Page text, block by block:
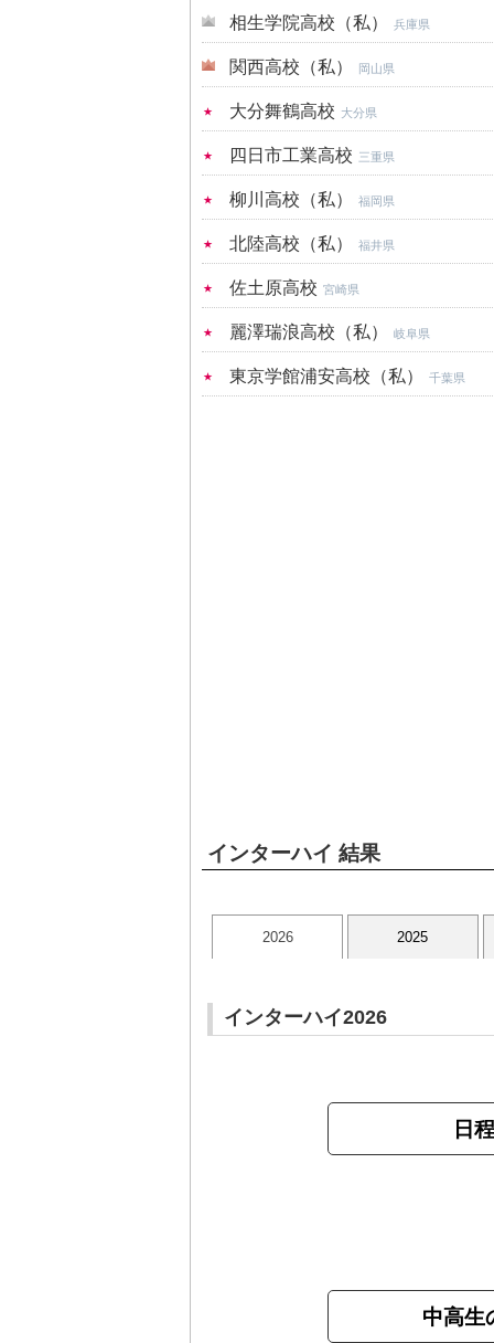
相生学院高校（私） 兵庫県
関西高校（私） 岡山県
大分舞鶴高校 大分県
四日市工業高校 三重県
柳川高校（私） 福岡県
北陸高校（私） 福井県
佐土原高校 宮崎県
麗澤瑞浪高校（私） 岐阜県
東京学館浦安高校（私） 千葉県
インターハイ 結果
2026 2025
インターハイ2026
日
中高生